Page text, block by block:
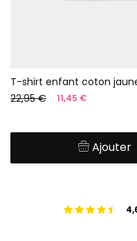
T-shirt enfant coton
22,95 €
11,45 €
Ajouter